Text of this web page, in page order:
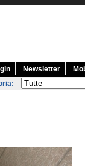
Newsletter